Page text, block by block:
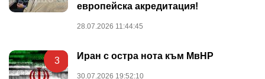
европейска акредитация!
28.07.2026 11:44:45
3 Иран с остра нота към МвНР
30.07.2026 19:52:10